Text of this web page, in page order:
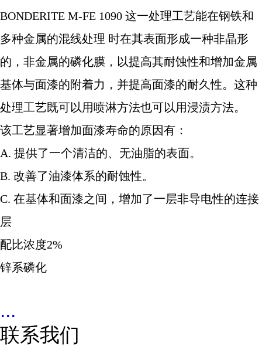
BONDERITE M-FE 1090 这一处理工艺能在钢铁和
多种金属的混线处理 时在其表面形成一种非晶形
的，非金属的磷化膜，以提高其耐蚀性和增加金属
基体与面漆的附着力，并提高面漆的耐久性。这种
处理工艺既可以用喷淋方法也可以用浸渍方法。
该工艺显著增加面漆寿命的原因有：
A. 提供了一个清洁的、无油脂的表面。
B. 改善了油漆体系的耐蚀性。
C. 在基体和面漆之间，增加了一层非导电性的连接
层
配比浓度2%
锌系磷化
...
联系我们